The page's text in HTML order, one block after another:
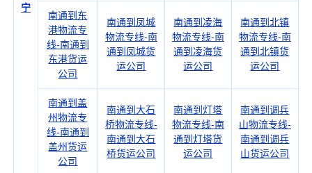
宁
南通到东
港物流专
线-南通到
东港货运
公司
南通到凤城
物流专线-南
通到凤城货
运公司
南通到凌海
物流专线-南
通到凌海货
运公司
南通到北镇
物流专线-南
通到北镇货
运公司
南通到盖
州物流专
线-南通到
盖州货运
公司
南通到大石
桥物流专线-
南通到大石
桥货运公司
南通到灯塔
物流专线-南
通到灯塔货
运公司
南通到调兵
山物流专线-
南通到调兵
山货运公司